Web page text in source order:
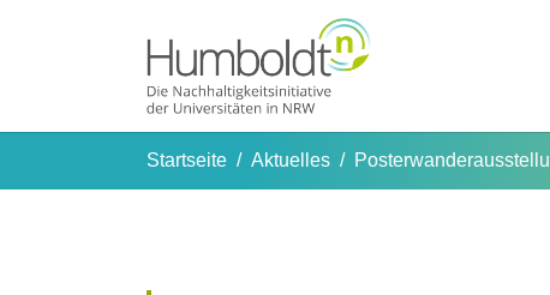
Startseite Aktuelles